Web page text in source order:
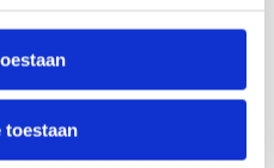
toestaan